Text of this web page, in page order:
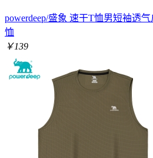
powerdeep/盛象 速干T恤男短袖透
恤
￥139